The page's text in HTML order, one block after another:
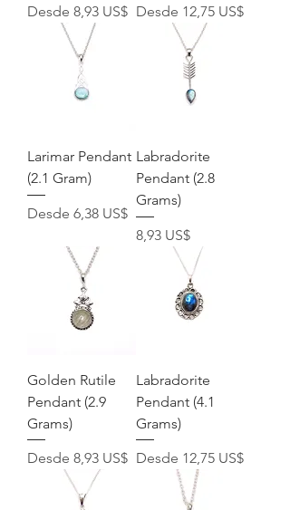
Desde 8,93 US$
Precio de oferta Desde 12,75 US$
Precio de oferta
Larimar Pendant
(2.1 Gram)
Desde 6,38 US$
Precio de oferta
Labradorite
Pendant (2.8
Grams)
Precio
8,93 US$
Golden Rutile
Pendant (2.9
Grams)
Desde 8,93 US$
Precio de oferta
Labradorite
Pendant (4.1
Grams)
Desde 12,75 US$
Precio de oferta